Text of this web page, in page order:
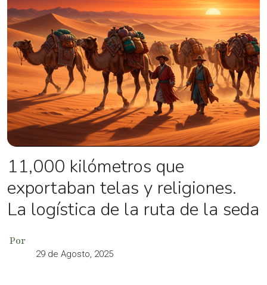
11,000 kilómetros que
exportaban telas y religiones.
La logística de la ruta de la seda
Por
29 de Agosto, 2025